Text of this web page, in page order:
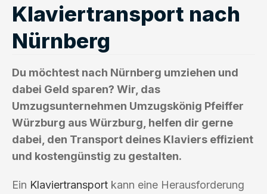
Klaviertransport nach
Nürnberg
Du möchtest nach Nürnberg umziehen und
dabei Geld sparen? Wir, das
Umzugsunternehmen Umzugskönig Pfeiffer
Würzburg aus Würzburg, helfen dir gerne
dabei, den Transport deines Klaviers effizient
und kostengünstig zu gestalten.
Ein Klaviertransport kann eine Herausforderung